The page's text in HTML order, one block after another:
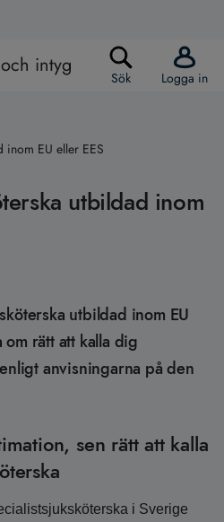
intyg Sök Logga in
inom EU eller EES
utbildad inom
utbildad inom EU
om rätt att kalla dig
anvisningarna på den
sen rätt att kalla
i Sverige